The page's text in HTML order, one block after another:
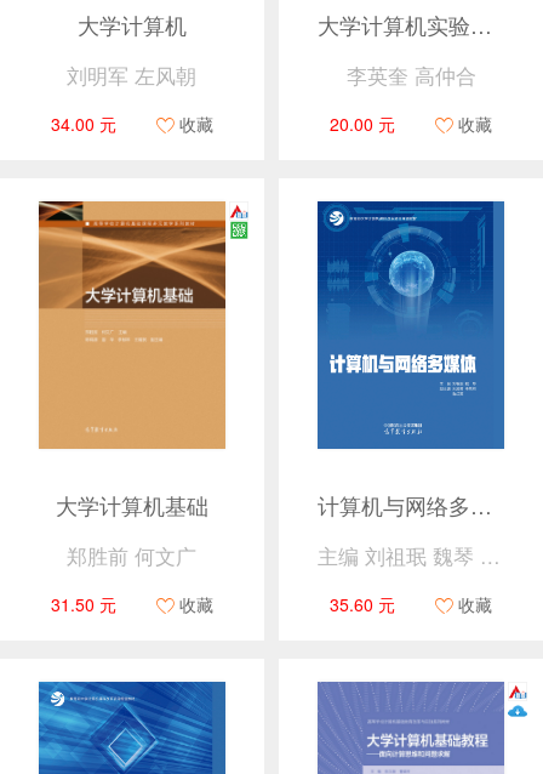
大学计算机
刘明军 左风朝
34.00 元 收藏
大学计算机实验指导
李英奎 高仲合
20.00 元 收藏
大学计算机基础
郑胜前 何文广
31.50 元 收藏
计算机与网络多媒体
主编 刘祖珉 魏琴 副主编 刘焕君 李思明 鲁红英
35.60 元 收藏